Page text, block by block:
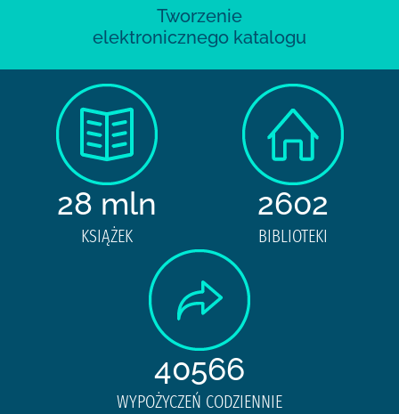
Tworzenie
elektronicznego katalogu
28 mln
KSIĄŻEK
2602
BIBLIOTEKI
40566
WYPOŻYCZEŃ CODZIENNIE